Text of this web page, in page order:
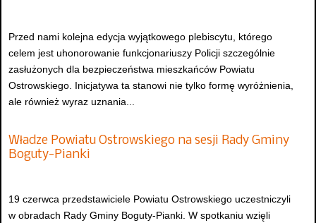
Przed nami kolejna edycja wyjątkowego plebiscytu, którego
celem jest uhonorowanie funkcjonariuszy Policji szczególnie
zasłużonych dla bezpieczeństwa mieszkańców Powiatu
Ostrowskiego. Inicjatywa ta stanowi nie tylko formę wyróżnienia,
ale również wyraz uznania...
Władze Powiatu Ostrowskiego na sesji Rady Gminy
Boguty-Pianki
19 czerwca przedstawiciele Powiatu Ostrowskiego uczestniczyli
w obradach Rady Gminy Boguty-Pianki. W spotkaniu wzięli